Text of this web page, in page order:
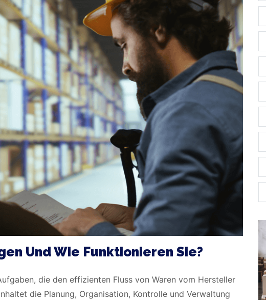
Und Wie Funktionieren Sie?
die den effizienten Fluss von Waren vom Hersteller
die Planung, Organisation, Kontrolle und Verwaltung